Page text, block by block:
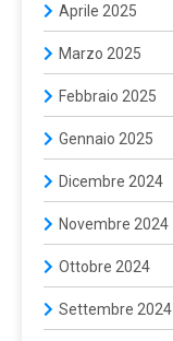
Aprile 2025
Marzo 2025
Febbraio 2025
Gennaio 2025
Dicembre 2024
Novembre 2024
Ottobre 2024
Settembre 2024